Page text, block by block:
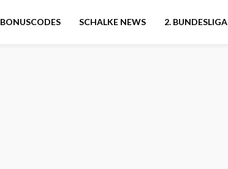
BONUSCODES SCHALKE NEWS 2. BUNDESLIGA